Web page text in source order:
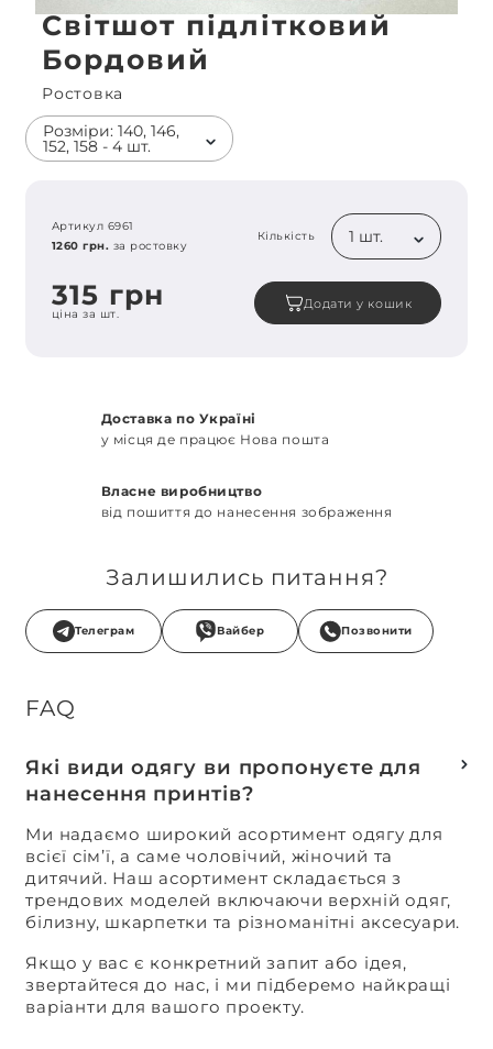
Світшот підлітковий
Бордовий
Ростовка
Розміри: 140, 146,
152, 158 - 4 шт.
Артикул 6961
1260 грн. за ростовку
Кількість 1 шт.
315 грн
ціна за шт.
Додати у кошик
Доставка по Україні
у місця де працює Нова пошта
Власне виробництво
від пошиття до нанесення зображення
Залишились питання?
Телеграм Вайбер Позвонити
FAQ
Які види одягу ви пропонуєте для
нанесення принтів?
Ми надаємо широкий асортимент одягу для
всієї сім’ї, а саме чоловічий, жіночий та
дитячий. Наш асортимент складається з
трендових моделей включаючи верхній одяг,
білизну, шкарпетки та різноманітні аксесуари.
Якщо у вас є конкретний запит або ідея,
звертайтеся до нас, і ми підберемо найкращі
варіанти для вашого проекту.